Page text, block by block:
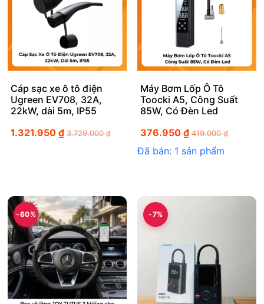
Cáp sạc xe ô tô điện
Ugreen EV708, 32A,
22kW, dài 5m, IP55
1.321.950 ₫ 3.729.000₫
Máy Bơm Lốp Ô Tô
Toocki A5, Công Suất
85W, Có Đèn Led
376.950₫ 419.000₫
Đã bán: 1 sản phẩm
-60% -7%